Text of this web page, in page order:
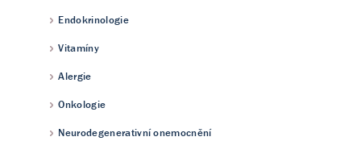
Endokrinologie
Vitamíny
Alergie
Onkologie
Neurodegenerativní onemocnění